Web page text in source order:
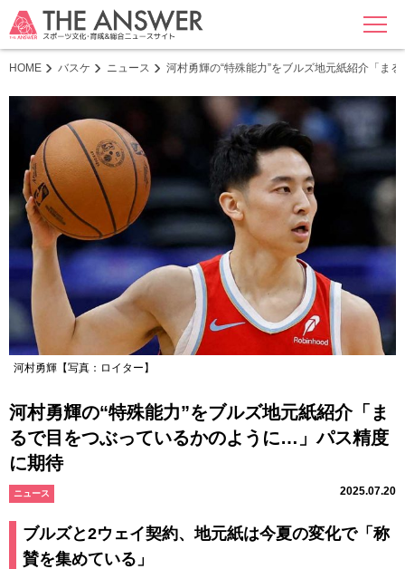
MENU
HOME バスケ ニュース 河村勇輝の“特殊能力”をブルズ地元紙紹介「ま
河村勇輝【写真：ロイター】
河村勇輝の“特殊能力”をブルズ地元紙紹介「ま
るで目をつぶっているかのように…」パス精度
に期待
ニュース 2025.07.20
ブルズと2ウェイ契約、地元紙は今夏の変化で「称
賛を集めている」